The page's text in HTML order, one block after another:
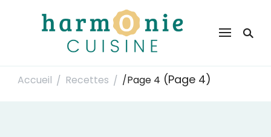
Harmonie Cuisine
Accueil / Recettes / /Page 4 (Page 4)